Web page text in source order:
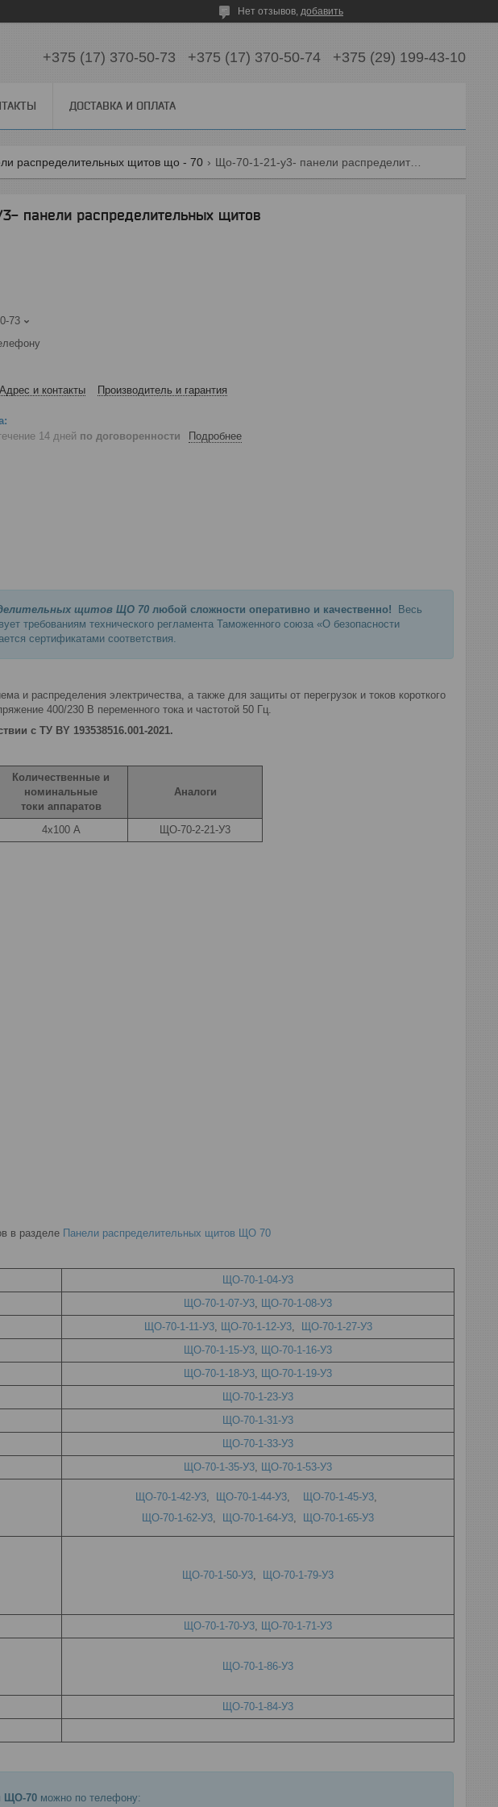
Нет отзывов, добавить
+375 (17) 370-50-73 +375 (17) 370-50-74 +375 (29) 199-43-10
ДОСТАВКА И ОПЛАТА
распределительных щитов що - 70 Що-70-1-21-у3- панели распределительных щитов
панели распределительных щитов
73
Адрес и контакты Производитель и гарантия
14 дней по договоренности Подробнее
щитов ЩО 70 любой сложности оперативно и качественно! Весь
требованиям технического регламента Таможенного союза «О безопасности
сертификатами соответствия.
и распределения электричества, а также для защиты от перегрузок и токов короткого
400/230 В переменного тока и частотой 50 Гц.
с ТУ BY 193538516.001-2021.
Количественные и
номинальные
токи аппаратов
Аналоги
4х100 А ЩО-70-2-21-У3
в разделе Панели распределительных щитов ЩО 70
ЩО-70-1-04-У3
ЩО-70-1-07-У3, ЩО-70-1-08-У3
ЩО-70-1-11-У3, ЩО-70-1-12-У3,
ЩО-70-1-27-У3
ЩО-70-1-15-У3, ЩО-70-1-16-У3
ЩО-70-1-18-У3, ЩО-70-1-19-У3
ЩО-70-1-23-У3
ЩО-70-1-31-У3
ЩО-70-1-33-У3
ЩО-70-1-35-У3, ЩО-70-1-53-У3
ЩО-70-1-42-У3, ЩО-70-1-44-У3, ЩО-70-1-45-У3,
ЩО-70-1-62-У3, ЩО-70-1-64-У3, ЩО-70-1-65-У3
ЩО-70-1-50-У3, ЩО-70-1-79-У3
ЩО-70-1-70-У3, ЩО-70-1-71-У3
ЩО-70-1-86-У3
ЩО-70-1-84-У3
ЩО-70 можно по телефону: